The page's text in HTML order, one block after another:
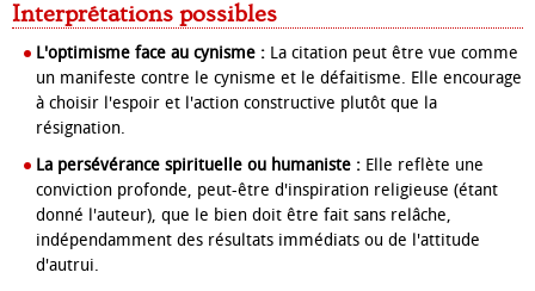
Interprétations possibles
L'optimisme face au cynisme : La citation peut être vue comme
un manifeste contre le cynisme et le défaitisme. Elle encourage
à choisir l'espoir et l'action constructive plutôt que la
résignation.
La persévérance spirituelle ou humaniste : Elle reflète une
conviction profonde, peut-être d'inspiration religieuse (étant
donné l'auteur), que le bien doit être fait sans relâche,
indépendamment des résultats immédiats ou de l'attitude
d'autrui.